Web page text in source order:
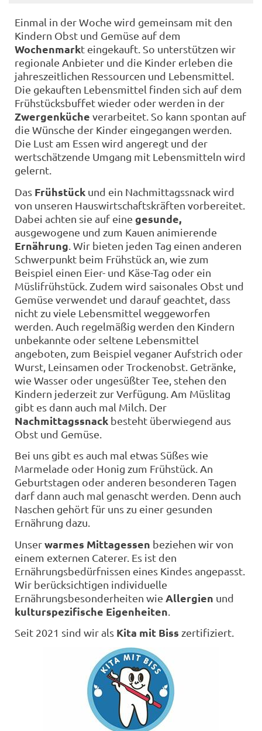
Einmal in der Woche wird gemeinsam mit den
Kindern Obst und Gemüse auf dem
Wochenmarkt eingekauft. So unterstützen wir
regionale Anbieter und die Kinder erleben die
jahreszeitlichen Ressourcen und Lebensmittel.
Die gekauften Lebensmittel finden sich auf dem
Frühstücksbuffet wieder oder werden in der
Zwergenküche verarbeitet. So kann spontan auf
die Wünsche der Kinder eingegangen werden.
Die Lust am Essen wird angeregt und der
wertschätzende Umgang mit Lebensmitteln wird
gelernt.
Das Frühstück und ein Nachmittagssnack wird
von unseren Hauswirtschaftskräften vorbereitet.
Dabei achten sie auf eine gesunde,
ausgewogene und zum Kauen animierende
Ernährung . Wir bieten jeden Tag einen anderen
Schwerpunkt beim Frühstück an, wie zum
Beispiel einen Eier- und Käse-Tag oder ein
Müslifrühstück. Zudem wird saisonales Obst und
Gemüse verwendet und darauf geachtet, dass
nicht zu viele Lebensmittel weggeworfen
werden. Auch regelmäßig werden den Kindern
unbekannte oder seltene Lebensmittel
angeboten, zum Beispiel veganer Aufstrich oder
Wurst, Leinsamen oder Trockenobst. Getränke,
wie Wasser oder ungesüßter Tee, stehen den
Kindern jederzeit zur Verfügung. Am Müslitag
gibt es dann auch mal Milch. Der
Nachmittagssnack besteht überwiegend aus
Obst und Gemüse.
Bei uns gibt es auch mal etwas Süßes wie
Marmelade oder Honig zum Frühstück. An
Geburtstagen oder anderen besonderen Tagen
darf dann auch mal genascht werden. Denn auch
Naschen gehört für uns zu einer gesunden
Ernährung dazu.
Unserwarmes Mittagessen beziehen wir von
einem externen Caterer. Es ist den
Ernährungsbedürfnissen eines Kindes angepasst.
Wir berücksichtigen individuelle
Ernährungsbesonderheiten wie Allergien und
kulturspezifische Eigenheiten
Seit 2021 sind wir als Kita mit Biss zertifiziert.